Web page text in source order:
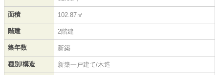
面積 102.87㎡
階建 2階建
築年数 新築
種別/構造 新築一戸建て/木造